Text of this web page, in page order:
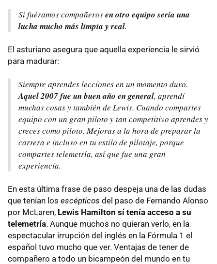
Si fuéramos compañerosen otro equipo sería una
lucha mucho más limpia y real.
El asturiano asegura que aquella experiencia le sirvió
para madurar:
Siempre aprendes lecciones en un momento duro.
Aquel 2007 fue un buen año en general, aprendí
muchas cosas y también de Lewis. Cuando compartes
equipo con un gran piloto y tan competitivo aprendes y
creces como piloto. Mejoras a la hora de preparar la
carrera e incluso en tu estilo de pilotaje, porque
compartes telemetría, así que fue una gran
experiencia.
En esta última frase de paso despeja una de las dudas
que tenían los escépticos del paso de Fernando Alonso
por McLaren, Lewis Hamilton sí tenía acceso a su
telemetría. Aunque muchos no quieran verlo, en la
espectacular irrupción del inglés en la Fórmula 1 el
español tuvo mucho que ver. Ventajas de tener de
compañero a todo un bicampeón del mundo en tu